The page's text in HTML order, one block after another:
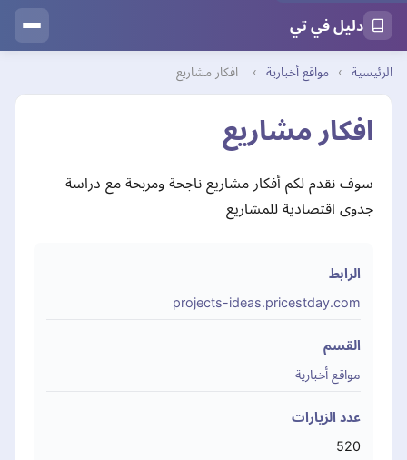
دليل في تي
الرئيسية › مواقع أخبارية › افكار مشاريع
افكار مشاريع
سوف نقدم لكم أفكار مشاريع ناجحة ومربحة مع دراسة
جدوى اقتصادية للمشاريع
الرابط
projects-ideas.pricestday.com
القسم
مواقع أخبارية
عدد الزيارات
520